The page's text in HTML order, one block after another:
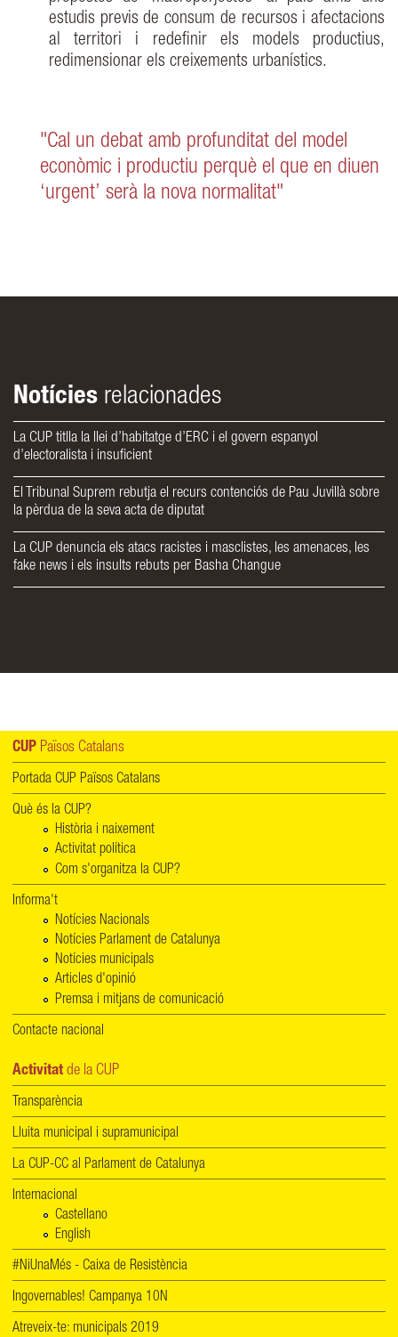
estudis previs de consum de recursos i afectacions
al territori i redefinir els models productius,
redimensionar els creixements urbanístics.
"Cal un debat amb profunditat del model
econòmic i productiu perquè el que en diuen
‘urgent’ serà la nova normalitat"
Notícies relacionades
La CUP titlla la llei d’habitatge d’ERC i el govern espanyol
d’electoralista i insuficient
El Tribunal Suprem rebutja el recurs contenciós de Pau Juvillà sobre
la pèrdua de la seva acta de diputat
La CUP denuncia els atacs racistes i masclistes, les amenaces, les
fake news i els insults rebuts per Basha Changue
CUP Països Catalans
Portada CUP Països Catalans
Què és la CUP?
Història i naixement
Activitat política
Com s'organitza la CUP?
Informa't
Notícies Nacionals
Notícies Parlament de Catalunya
Notícies municipals
Articles d'opinió
Premsa i mitjans de comunicació
Contacte nacional
Activitat de la CUP
Transparència
Lluita municipal i supramunicipal
La CUP-CC al Parlament de Catalunya
Internacional
Castellano
English
#NiUnaMés - Caixa de Resistència
Ingovernables! Campanya 10N
Atreveix-te: municipals 2019